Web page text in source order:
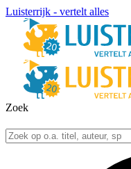
Luisterrijk - vertelt alles
Zoek